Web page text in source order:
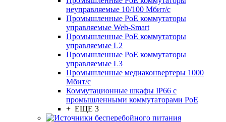
неуправляемые 10/100 Мбит/с
Промышленные PoE коммутаторы
управляемые Web-Smart
Промышленные PoE коммутаторы
управляемые L2
Промышленные PoE коммутаторы
управляемые L3
Промышленные медиаконвертеры 1000
Мбит/с
Коммутационные шкафы IP66 c
промышленными коммутаторами PoE
+ ЕЩЕ 3